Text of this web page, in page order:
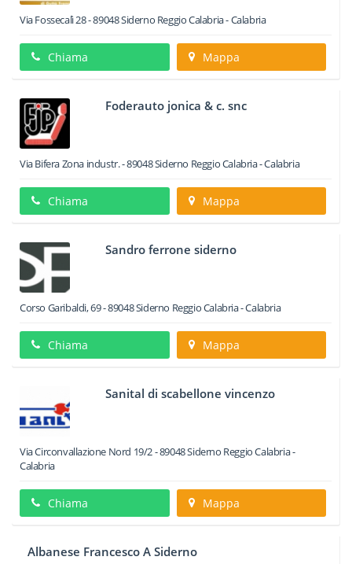
Via Fossecalì 28-89048Siderno Reggio Calabria -Calabria
Chiama Mappa
Foderauto jonica & c. snc
Via Bifera Zona industr.-89048Siderno Reggio Calabria -Calabria
Chiama Mappa
Sandro ferrone siderno
Corso Garibaldi, 69-89048Siderno Reggio Calabria -Calabria
Chiama Mappa
Sanital di scabellone vincenzo
Via Circonvallazione Nord 19/2-89048Siderno Reggio Calabria -
Calabria
Chiama Mappa
Albanese Francesco A Siderno